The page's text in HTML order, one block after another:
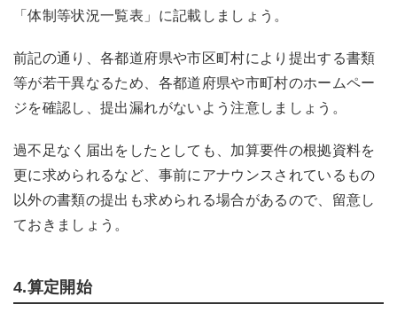
「体制等状況一覧表」に記載しましょう。
前記の通り、各都道府県や市区町村により提出する書類
等が若干異なるため、各都道府県や市町村のホームペー
ジを確認し、提出漏れがないよう注意しましょう。
過不足なく届出をしたとしても、加算要件の根拠資料を
更に求められるなど、事前にアナウンスされているもの
以外の書類の提出も求められる場合があるので、留意し
ておきましょう。
4.算定開始